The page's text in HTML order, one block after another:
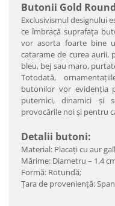
Butonii Gold
Exclusivismul designului
ce îmbracă suprafaţa
vor asorta foarte bine
catarame de curea aurii,
bleu, bej sau maro,
Totodată,
butonilor vor evidenţia
puternici, dinamici şi
provocările noi şi pentru
Detalii butoni:
Material: Placaţi cu aur
Mărime: Diametru – 1,4
Formă: Rotundă;
Ţara de provenienţă: